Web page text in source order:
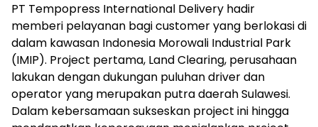
PT Tempopress International Delivery hadir
memberi pelayanan bagi customer yang berlokasi di
dalam kawasan Indonesia Morowali Industrial Park
(IMIP). Project pertama, Land Clearing, perusahaan
lakukan dengan dukungan puluhan driver dan
operator yang merupakan putra daerah Sulawesi.
Dalam kebersamaan sukseskan project ini hingga